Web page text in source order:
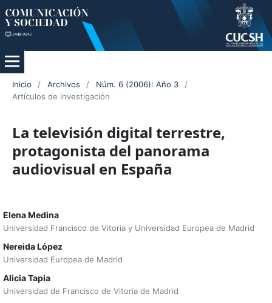
Inicio / Archivos / Núm. 6 (2006): Año 3
/
Artículos de investigación
La televisión digital terrestre,
protagonista del panorama
audiovisual en España
Elena Medina
Universidad Francisco de Vitoria y Universidad Europea de Madrid
Nereida López
Universidad Europea de Madrid
Alicia Tapia
Universidad de Francisco de Vitoria de Madrid